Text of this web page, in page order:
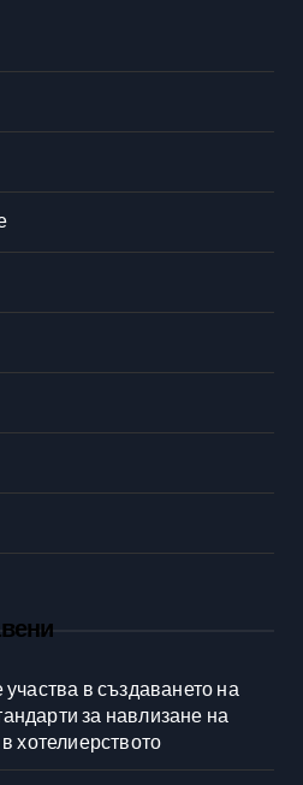
в създаването на
за навлизане на
хотелиерството